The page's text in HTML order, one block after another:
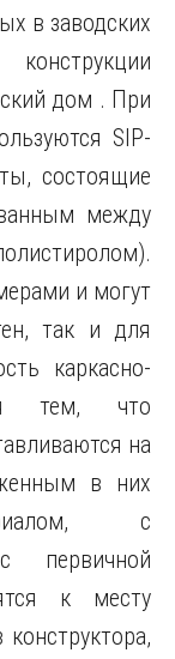
в заводских
дом . При
SIP-
состоящие
между
и могут
так и для
каркасно-
тем, что
на
в них
с
первичной
к месту